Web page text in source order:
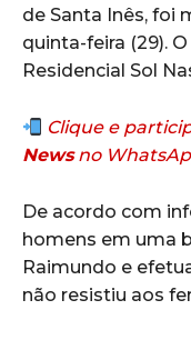
de Santa Inês, foi
quinta-feira (29).
Residencial Sol
Clique e
Newsno
De acordo com
homens em uma
Raimundo e
não resistiu aos